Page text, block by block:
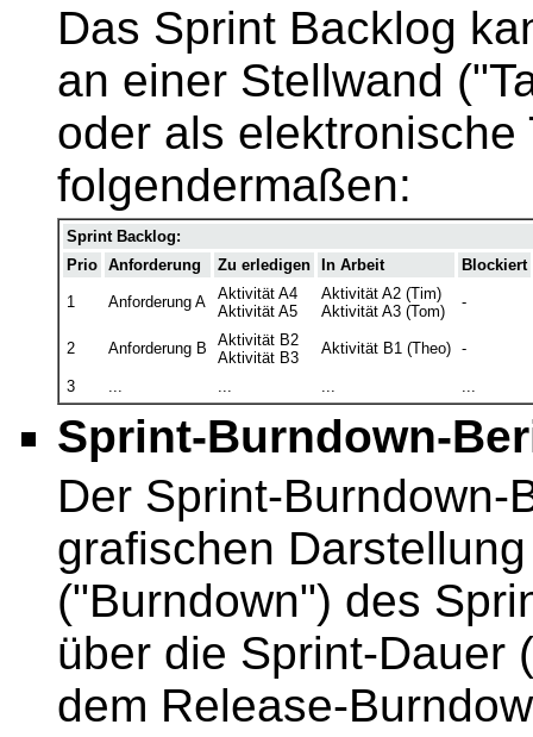
Das Sprint Backlog
an einer Stellwand
oder als
folgendermaßen:
Sprint Backlog:
Prio Anforderung Zu erledigen In Arbeit Blockiert
1 Anforderung A
Aktivität A4
Aktivität A5
Aktivität A2 (Tim)
Aktivität A3 (Tom)
-
2 Anforderung B
Aktivität B2
Aktivität B3
Aktivität B1 (Theo) -
3 ... ... ... ...
Sprint-Burndown-
Der Sprint-Burndown-
grafischen
("Burndown") des
über die Sprint-Dauer
dem Release-